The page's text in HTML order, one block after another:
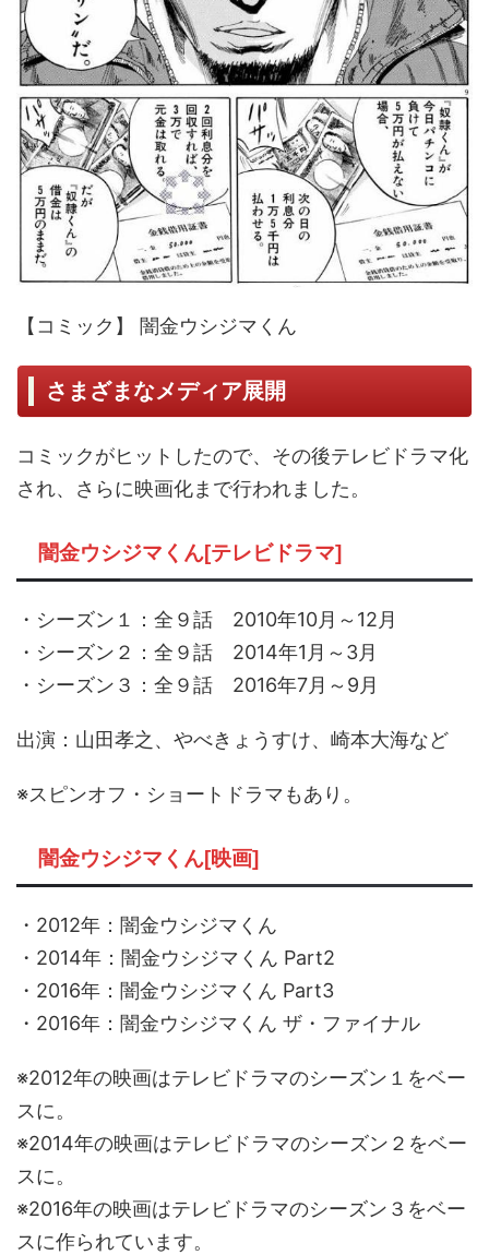
【コミック】 闇金ウシジマくん
さまざまなメディア展開
コミックがヒットしたので、その後テレビドラマ化
され、さらに映画化まで行われました。
闇金ウシジマくん[テレビドラマ]
・シーズン１：全９話 2010年10月～12月
・シーズン２：全９話 2014年1月～3月
・シーズン３：全９話 2016年7月～9月
出演：山田孝之、やべきょうすけ、崎本大海など
※スピンオフ・ショートドラマもあり。
闇金ウシジマくん[映画]
・2012年：闇金ウシジマくん
・2014年：闇金ウシジマくん Part2
・2016年：闇金ウシジマくん Part3
・2016年：闇金ウシジマくん ザ・ファイナル
※2012年の映画はテレビドラマのシーズン１をベー
スに。
※2014年の映画はテレビドラマのシーズン２をベー
スに。
※2016年の映画はテレビドラマのシーズン３をベー
スに作られています。